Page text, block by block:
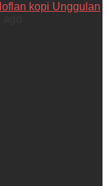
kopi Unggulan